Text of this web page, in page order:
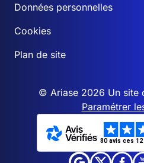
Données personnelles
Cookies
Plan de site
© Ariase 2026 Un site
Paramétrer
80 avis ces